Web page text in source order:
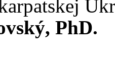
PhD.